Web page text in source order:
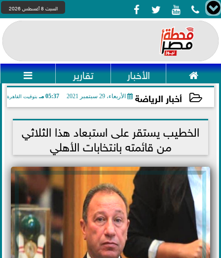
    السبت 8 أغسطس 2026
 الأخبار تقارير 
أخبار الرياضة الأربعاء، 29 سبتمبر 2021 05:37 مـ بتوقيت القاهرة
2021-09-29 17:37:13الخطيب يستقر على استبعاد هذا الثلاثي
من قائمته بانتخابات الأهلي